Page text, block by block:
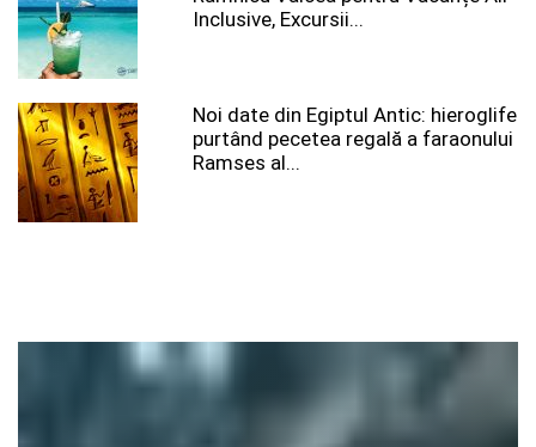
Inclusive, Excursii...
Noi date din Egiptul Antic: hieroglife
purtând pecetea regală a faraonului
Ramses al...